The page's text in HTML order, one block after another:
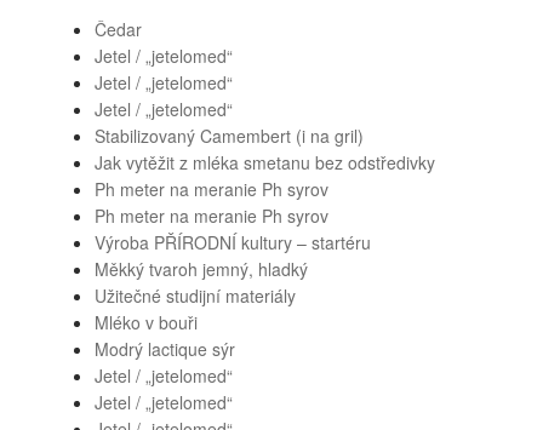
Čedar
Jetel / „jetelomed“
Jetel / „jetelomed“
Jetel / „jetelomed“
Stabilizovaný Camembert (i na gril)
Jak vytěžit z mléka smetanu bez odstředivky
Ph meter na meranie Ph syrov
Ph meter na meranie Ph syrov
Výroba PŘÍRODNÍ kultury – startéru
Měkký tvaroh jemný, hladký
Užitečné studijní materiály
Mléko v bouři
Modrý lactique sýr
Jetel / „jetelomed“
Jetel / „jetelomed“